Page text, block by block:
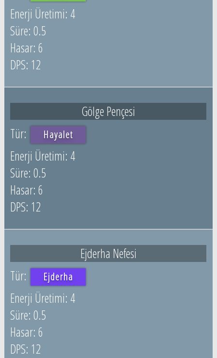
4
0.5
6
12
Gölge Pençesi
Hayalet
4
0.5
6
12
Ejderha Nefesi
Ejderha
4
0.5
6
12